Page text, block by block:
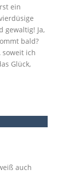
ein
gewaltig! Ja,
bald?
soweit ich
Glück,
auch